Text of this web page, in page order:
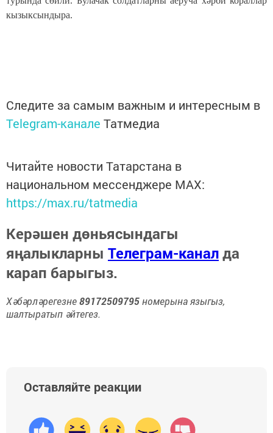
кызыксындыра.
Следите за самым важным и интересным в
Telegram-канале Татмедиа
Читайте новости Татарстана в
национальном мессенджере MАХ:
https://max.ru/tatmedia
Керәшен дөньясындагы
яңалыкларны Телеграм-каналда
карап барыгыз.
Хәбәрләрегезне89172509795номерына языгыз,
шалтыратып әйтегез.
Оставляйте реакции